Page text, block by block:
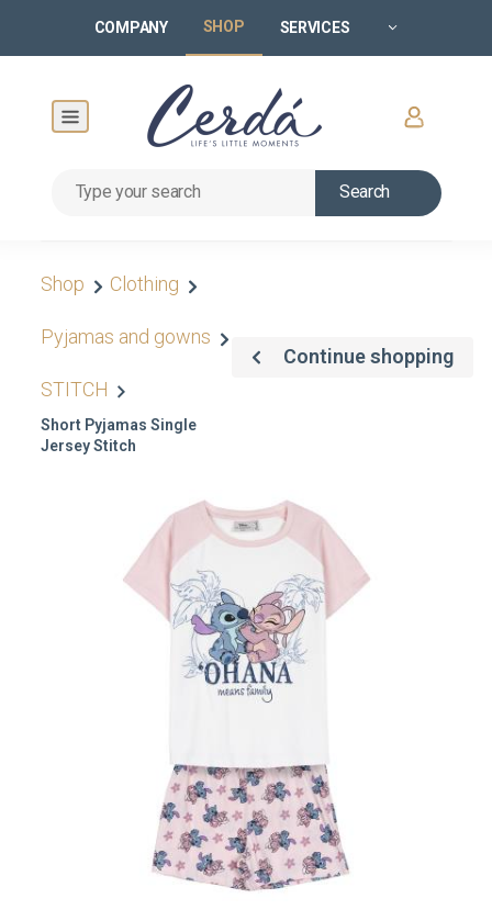
COMPANY SHOP SERVICES
Search
Shop Clothing
Pyjamas and gowns
STITCH
Short Pyjamas Single
Jersey Stitch
Continue shopping